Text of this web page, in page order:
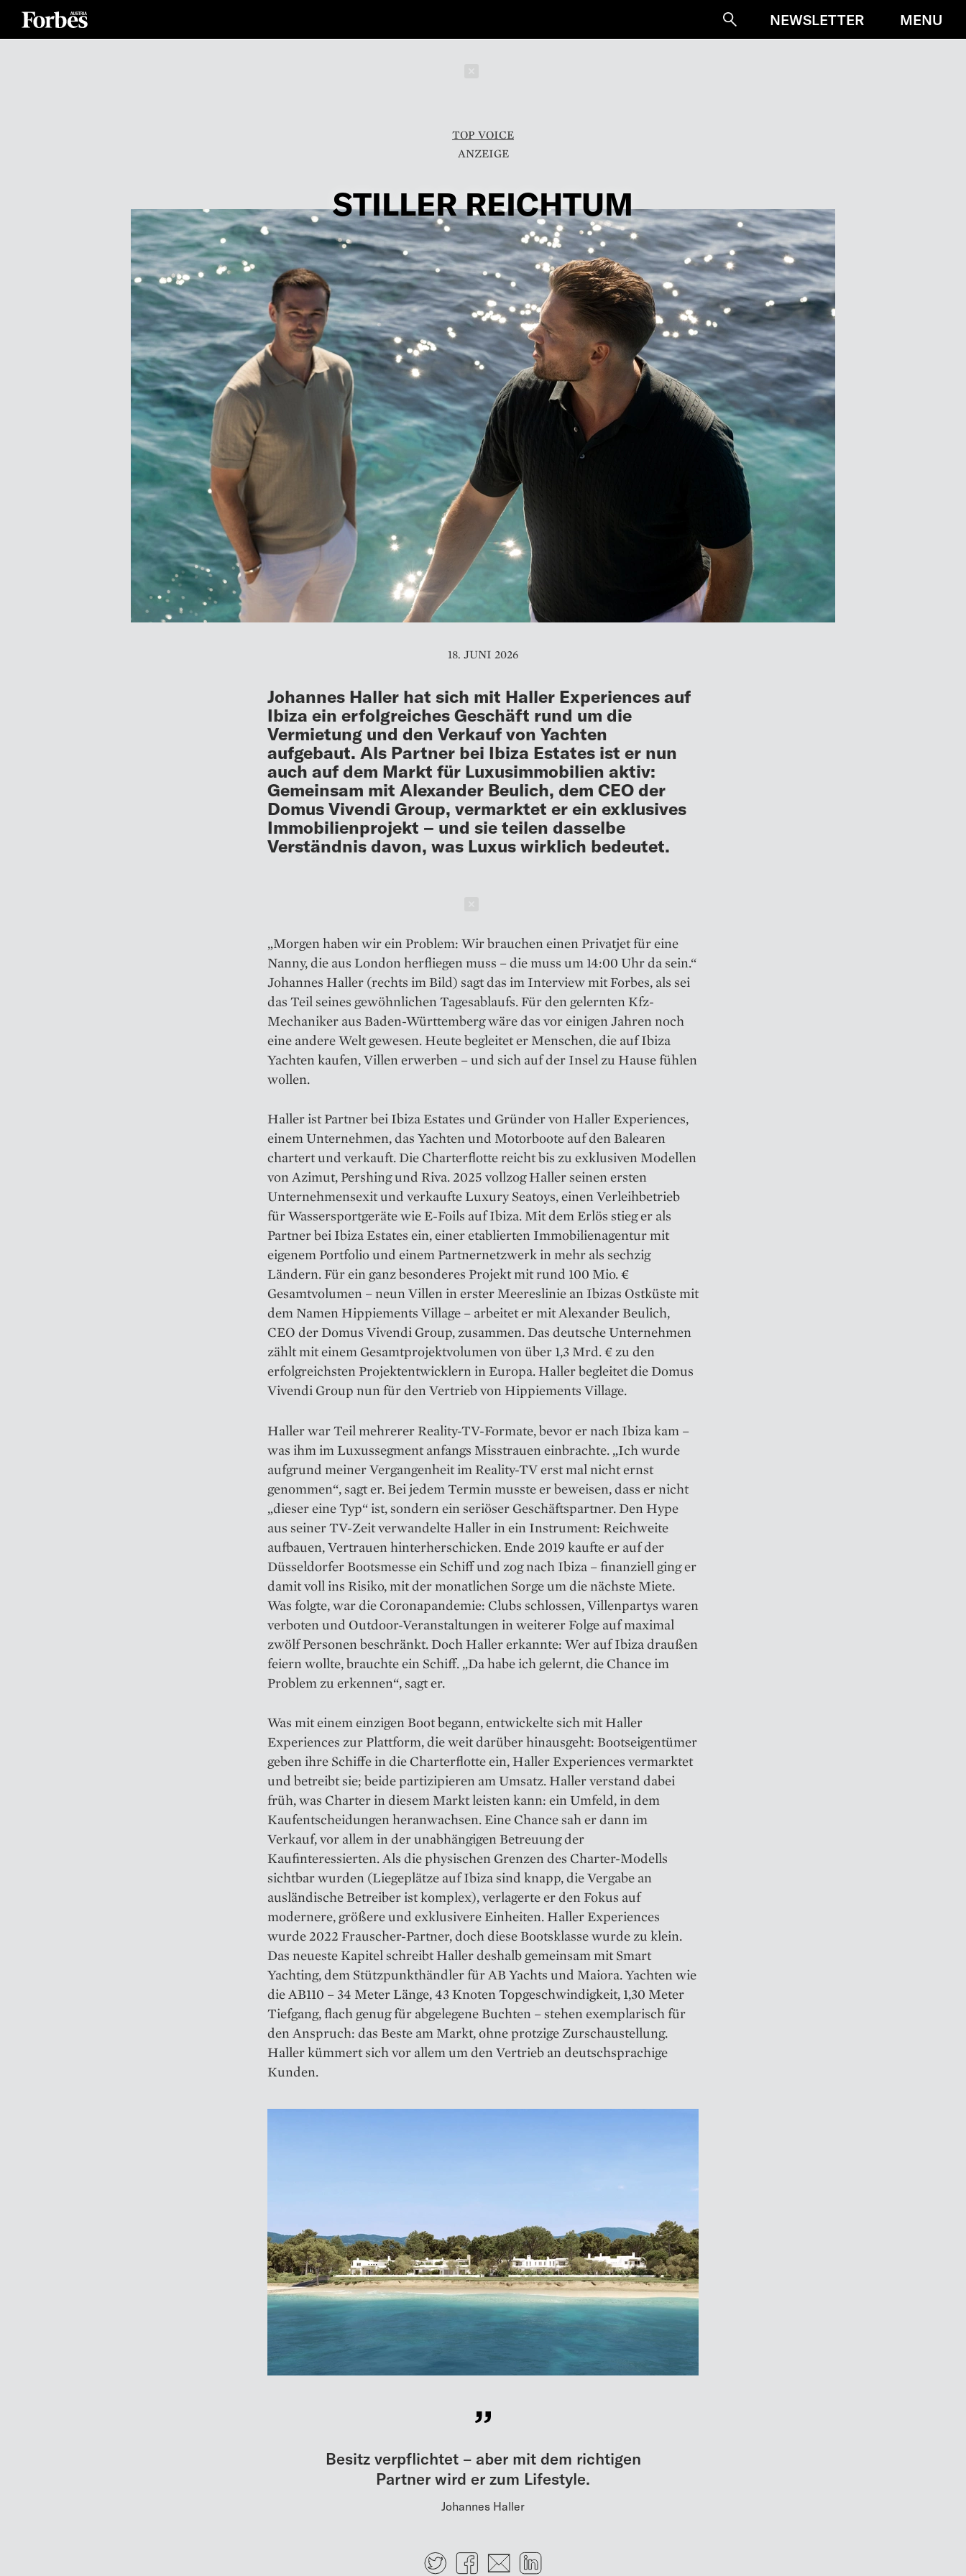
SucheNEWSLETTER MENU
TOP VOICE
STILLER REICHTUM
18. JUNI 2026
Johannes Haller hat sich mit Haller Experiences auf
Ibiza ein erfolgreiches Geschäft rund um die
Vermietung und den Verkauf von Yachten
aufgebaut. Als Partner bei Ibiza Estates ist er nun
auch auf dem Markt für Luxusimmobilien aktiv:
Gemeinsam mit Alexander Beulich, dem CEO der
Domus Vivendi Group, vermarktet er ein exklusives
Immobilienprojekt – und sie teilen dasselbe
Verständnis davon, was Luxus wirklich bedeutet.
„Morgen haben wir ein Problem: Wir brauchen einen Privatjet für eine
Nanny, die aus London herfliegen muss – die muss um 14:00 Uhr da sein.“
Johannes Haller (rechts im Bild) sagt das im Interview mit Forbes, als sei
das Teil seines gewöhnlichen Tagesablaufs. Für den gelernten Kfz-
Mechaniker aus Baden-Württemberg wäre das vor einigen Jahren noch
eine andere Welt gewesen. Heute begleitet er Menschen, die auf Ibiza
Yachten kaufen, Villen erwerben – und sich auf der Insel zu Hause fühlen
wollen.
Haller ist Partner bei Ibiza Estates und Gründer von Haller Experiences,
einem Unternehmen, das Yachten und Motorboote auf den Balearen
chartert und verkauft. Die Charterflotte reicht bis zu exklusiven Modellen
von Azimut, Pershing und Riva. 2025 vollzog Haller seinen ersten
Unternehmens­exit und verkaufte Luxury Seatoys, einen Verleihbetrieb
für Wassersportgeräte wie E-Foils auf Ibiza. Mit dem Erlös stieg er als
Partner bei Ibiza Estates ein, einer etablierten Immobilienagentur mit
eigenem Portfolio und einem Partnernetzwerk in mehr als sechzig
Ländern. Für ein ganz besonderes Projekt mit rund 100 Mio. €
Gesamtvolumen – neun Villen in erster Meereslinie an Ibizas Ostküste mit
dem Namen Hippiements Village – arbeitet er mit Alexander Beulich,
CEO der Domus Vivendi Group, zusammen. Das deutsche Unternehmen
zählt mit einem Gesamtprojektvolumen von über 1,3 Mrd. € zu den
erfolgreichsten Projektentwicklern in Europa. Haller begleitet die Domus
Vivendi Group nun für den Vertrieb von Hippiements Village.
Haller war Teil mehrerer Reality-TV-Formate, bevor er nach Ibiza kam –
was ihm im Luxussegment anfangs Misstrauen einbrachte. „Ich wurde
aufgrund meiner Vergangenheit im Reality-TV erst mal nicht ernst
genommen“, sagt er. Bei jedem Termin musste er beweisen, dass er nicht
„dieser eine Typ“ ist, sondern ein ­seriöser Geschäftspartner. Den Hype
aus seiner TV-Zeit verwandelte Haller in ein Instrument: Reichweite
aufbauen, Vertrauen hinterher­schicken. Ende 2019 kaufte er auf der
Düsseldorfer Bootsmesse ein Schiff und zog nach Ibiza – finanziell ging er
damit voll ins Risiko, mit der monatlichen Sorge um die nächste Miete.
Was folgte, war die Coronapandemie: Clubs schlossen, Villenpartys waren
verboten und Outdoor-Veranstaltungen in weiterer Folge auf maximal
zwölf Personen beschränkt. Doch Haller erkannte: Wer auf Ibiza draußen
feiern wollte, brauchte ein Schiff. „Da habe ich gelernt, die Chance im
Problem zu erkennen“, sagt er.
Was mit einem einzigen Boot begann, entwickelte sich mit Haller
Experiences zur Plattform, die weit darüber hinausgeht: Bootseigentümer
geben ihre Schiffe in die Charterflotte ein, Haller Experiences vermarktet
und betreibt sie; beide partizipieren am Umsatz. Haller verstand dabei
früh, was Charter in diesem Markt leisten kann: ein Umfeld, in dem
Kaufentscheidungen heranwachsen. Eine Chance sah er dann im
Verkauf, vor allem in der unabhängigen Betreuung der
Kaufinteressierten. Als die physischen Grenzen des Charter-Modells
sichtbar wurden (Liegeplätze auf Ibiza sind knapp, die Vergabe an
ausländische Betreiber ist komplex), verlagerte er den Fokus auf
modernere, größere und exklusivere Einheiten. Haller Experiences
wurde 2022 Frauscher-Partner, doch diese Bootsklasse wurde zu klein.
Das neueste Kapitel schreibt Haller deshalb gemeinsam mit Smart
Yachting, dem Stützpunkthändler für AB Yachts und Maiora. Yachten wie
die AB110 – 34 Meter Länge, 43 Knoten Topgeschwindigkeit, 1,30 Meter
Tiefgang, flach genug für abgelegene Buchten – stehen exemplarisch für
den Anspruch: das Beste am Markt, ohne protzige Zurschaustellung.
Haller kümmert sich vor allem um den Vertrieb an deutschsprachige
Kunden.
Besitz verpflichtet – aber mit dem richtigen
Partner wird er zum Lifestyle.
Johannes Haller
TwitterFacebook
E-mail